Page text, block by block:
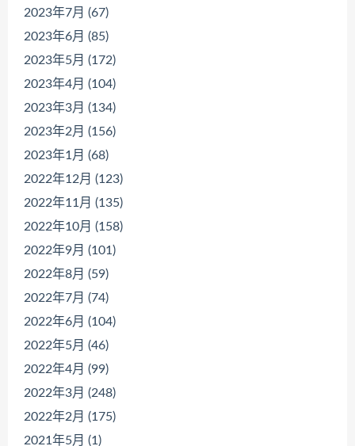
2023年7月 (67)
2023年6月 (85)
2023年5月 (172)
2023年4月 (104)
2023年3月 (134)
2023年2月 (156)
2023年1月 (68)
2022年12月 (123)
2022年11月 (135)
2022年10月 (158)
2022年9月 (101)
2022年8月 (59)
2022年7月 (74)
2022年6月 (104)
2022年5月 (46)
2022年4月 (99)
2022年3月 (248)
2022年2月 (175)
2021年5月 (1)